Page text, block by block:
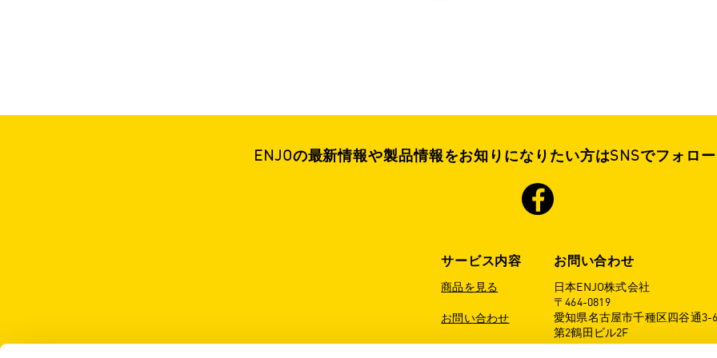
ENJOの最新情報や製品情報をお知りになりたい方はSNSでフォロー
サービス内容
商品を見る
お問い合わせ
お問い合わせ
日本ENJO株式会社
〒464-0819
愛知県名古屋市千種区四谷通3-
第2鶴田ビル2F